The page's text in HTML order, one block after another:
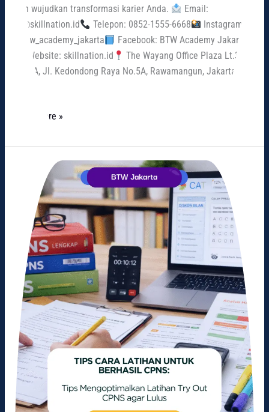
dan wujudkan transformasi karier Anda.
Email:
cs@skillnation.id
Telepon: 0852-1555-6668
Instagram:
@btw_academy_jakarta
Facebook: BTW Academy Jakarta
Website: skillnation.id
The Wayang Office Plaza Lt.3,
Kav. A, Jl. Kedondong Raya No.5A, Rawamangun, Jakarta
Read More »
Mengoptimalkan
Latihan
CPNS
agar
Lulus